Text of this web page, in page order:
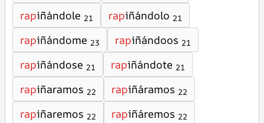
rapiñándole 21 rapiñándolo 21
rapiñándome 23 rapiñándoos 21
rapiñándose 21 rapiñándote 21
rapiñaramos 22 rapiñáramos 22
rapiñaremos 22 rapiñáremos 22